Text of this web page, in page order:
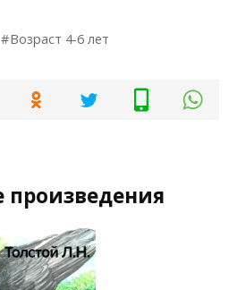
Возраст 4-6 лет
произведения